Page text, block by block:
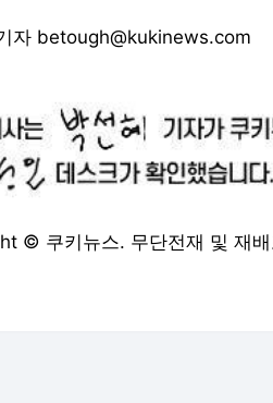
자 betough@kukinews.com
© 쿠키뉴스. 무단전재 및 재